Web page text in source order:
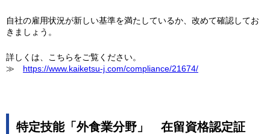
自社の雇用状況が新しい基準を満たしているか、改めて確認してお
きましょう。
詳しくは、こちらをご覧ください。
≫ https://www.kaiketsu-j.com/compliance/21674/
特定技能「外食業分野」 在留資格認定証